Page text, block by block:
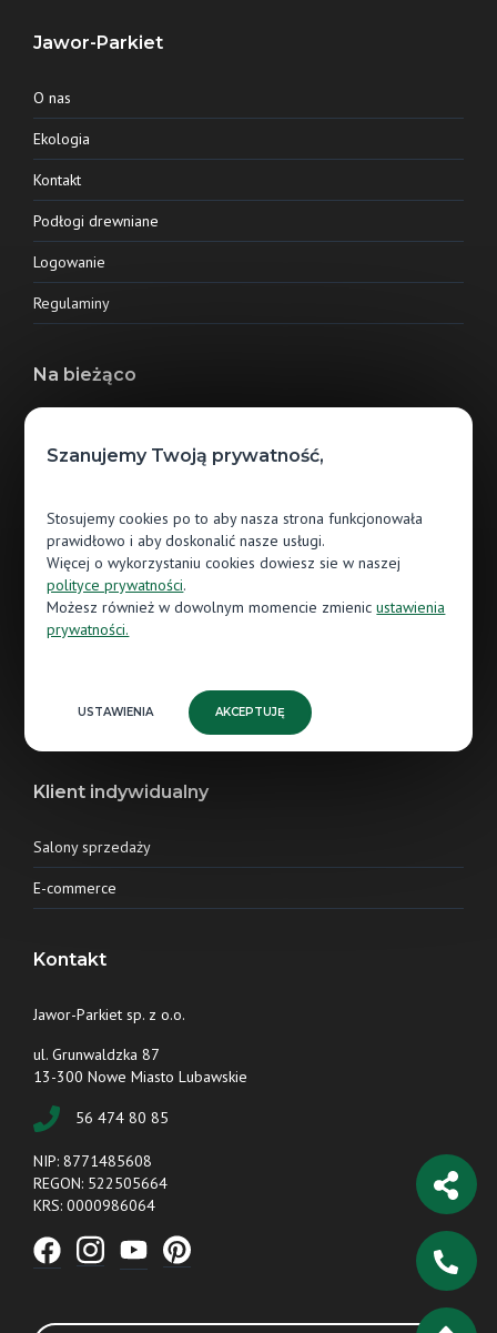
Jawor-Parkiet
O nas
Ekologia
Kontakt
Podłogi drewniane
Logowanie
Regulaminy
Na bieżąco
Realizacje
Klient biznesowy
Architekci
Parkieciarze
Klient indywidualny
Salony sprzedaży
E-commerce
Kontakt
Jawor-Parkiet sp. z o.o.
ul. Grunwaldzka 87
13-300 Nowe Miasto Lubawskie
56 474 80 85
NIP: 8771485608
REGON: 522505664
KRS: 0000986064
Szanujemy Twoją prywatność,
Stosujemy cookies po to aby nasza strona funkcjonowała
prawidłowo i aby doskonalić nasze usługi.
Więcej o wykorzystaniu cookies dowiesz sie w naszej
polityce prywatności.
Możesz również w dowolnym momencie zmienicustawienia
prywatności.
USTAWIENIA AKCEPTUJĘ